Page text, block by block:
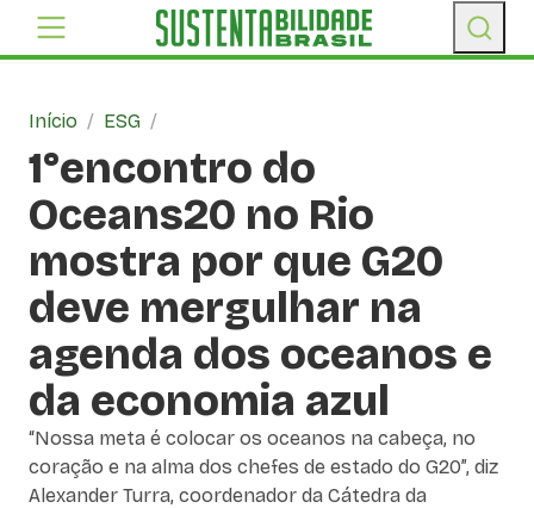
Início / ESG /
1°encontro do
Oceans20 no Rio
mostra por que G20
deve mergulhar na
agenda dos oceanos e
da economia azul
“Nossa meta é colocar os oceanos na cabeça, no
coração e na alma dos chefes de estado do G20”, diz
Alexander Turra, coordenador da Cátedra da